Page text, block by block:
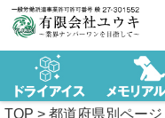
TOP > 都道府県別ページ